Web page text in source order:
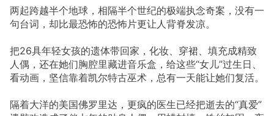
两起跨越半个地球，相隔半个世纪的极端执念奇案，没有一
句台词，却比最恐怖的恐怖片更让人背脊发凉。
把26具年轻女孩的遗体带回家，化妆、穿裙、填充成精致
人偶，还在她们胸腔里藏进音乐盒，给这些“女儿”过生日、
看动画，坚信靠着凯尔特古巫术，总有一天能让她们复活。
隔着大洋的美国佛罗里达，更疯的医生已经把逝去的“真爱”